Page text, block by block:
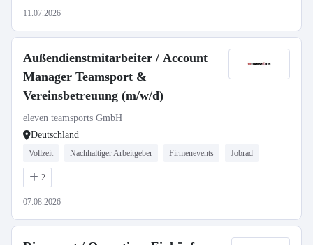
11.07.2026
Außendienstmitarbeiter / Account
Manager Teamsport &
Vereinsbetreuung (m/w/d)
eleven teamsports GmbH
Deutschland
Vollzeit Nachhaltiger Arbeitgeber Firmenevents Jobrad
2
07.08.2026